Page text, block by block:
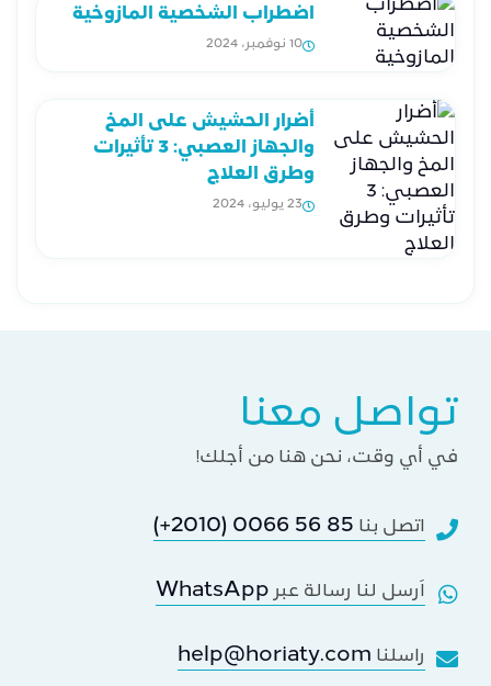
اضطراب الشخصية المازوخية
10 نوفمبر، 2024
أضرار الحشيش على المخ
والجهاز العصبي: 3 تأثيرات
وطرق العلاج
23 يوليو، 2024
تواصل معنا
في أي وقت، نحن هنا من أجلك!
اتصل بنا (+2010) 0066 56 85
اَرسل لنا رسالة عبر WhatsApp
راسلنا help@horiaty.com